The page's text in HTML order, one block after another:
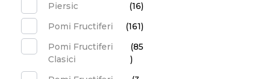
Piersic
(16)
Pomi Fructiferi
(161)
Pomi Fructiferi
Clasici
(85
)